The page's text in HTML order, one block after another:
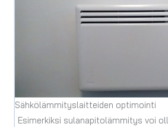
Sähkölämmityslaitteiden optimointi
Esimerkiksi sulanapitolämmitys voi